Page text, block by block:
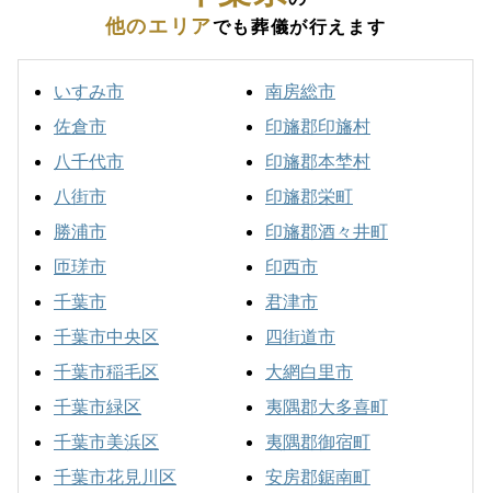
他のエリアでも葬儀が行えます
いすみ市
佐倉市
八千代市
八街市
勝浦市
匝瑳市
千葉市
千葉市中央区
千葉市稲毛区
千葉市緑区
千葉市美浜区
千葉市花見川区
南房総市
印旛郡印旛村
印旛郡本埜村
印旛郡栄町
印旛郡酒々井町
印西市
君津市
四街道市
大網白里市
夷隅郡大多喜町
夷隅郡御宿町
安房郡鋸南町